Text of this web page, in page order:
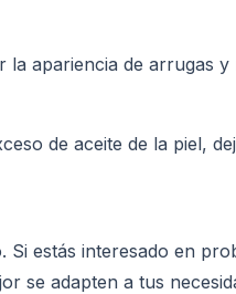
apariencia de arrugas
de aceite de la piel,
estás interesado en
se adapten a tus